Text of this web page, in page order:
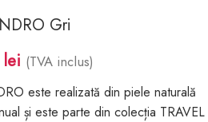
Gri
lei (TVA inclus)
este realizată din piele naturală
și este parte din colecția TRAVEL